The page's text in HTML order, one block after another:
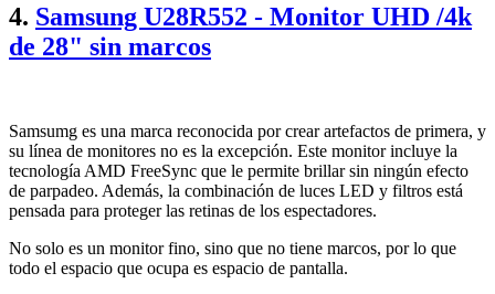
4. Samsung U28R552 - Monitor UHD /4k
de 28" sin marcos
Samsumg es una marca reconocida por crear artefactos de primera, y
su línea de monitores no es la excepción. Este monitor incluye la
tecnología AMD FreeSync que le permite brillar sin ningún efecto
de parpadeo. Además, la combinación de luces LED y filtros está
pensada para proteger las retinas de los espectadores.
No solo es un monitor fino, sino que no tiene marcos, por lo que
todo el espacio que ocupa es espacio de pantalla.